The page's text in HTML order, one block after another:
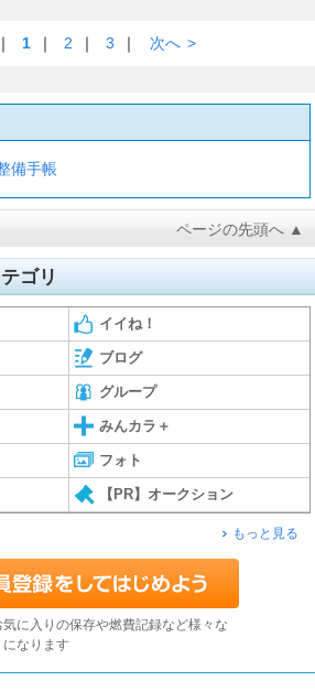
｜ 1 ｜ 2 ｜ 3 ｜ 次へ >
備手帳
ページの先頭へ ▲
ゴリ
イイね！
ブログ
グループ
みんカラ＋
フォト
【PR】オークション
もっと見る
に入りの保存や燃費記録など様々な
なります